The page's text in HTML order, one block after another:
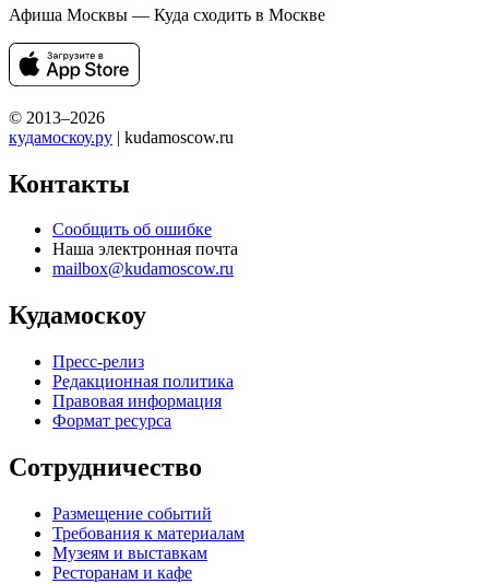
Афиша Москвы — Куда сходить в Москве
© 2013–2026
кудамоскоу.ру | kudamoscow.ru
Контакты
Сообщить об ошибке
Наша электронная почта
mailbox@kudamoscow.ru
Кудамоскоу
Пресс-релиз
Редакционная политика
Правовая информация
Формат ресурса
Сотрудничество
Размещение событий
Требования к материалам
Музеям и выставкам
Ресторанам и кафе